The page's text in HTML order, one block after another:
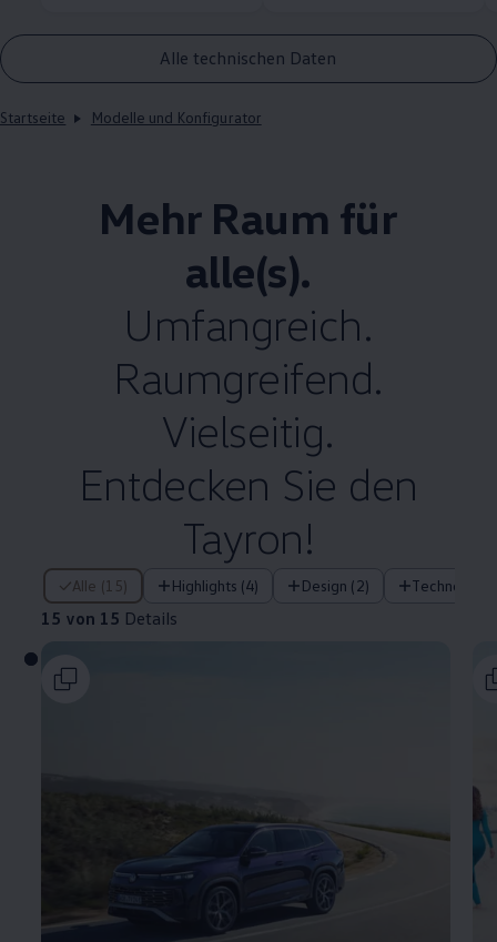
Alle technischen Daten
Startseite Modelle und Konfigurator
Mehr Raum für
alle(s).
Umfangreich.
Raumgreifend.
Vielseitig.
Entdecken Sie den
Tayron!
Alle (15) Highlights (4) Design (2)
15 von 15 Details
15 von 15 Details